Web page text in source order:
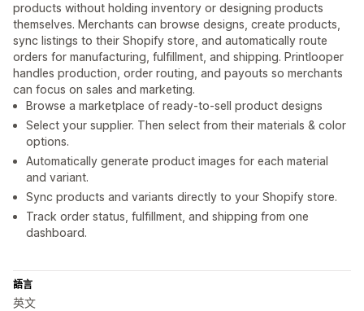
products without holding inventory or designing products
themselves. Merchants can browse designs, create products,
sync listings to their Shopify store, and automatically route
orders for manufacturing, fulfillment, and shipping. Printlooper
handles production, order routing, and payouts so merchants
can focus on sales and marketing.
Browse a marketplace of ready-to-sell product designs
Select your supplier. Then select from their materials & color
options.
Automatically generate product images for each material
and variant.
Sync products and variants directly to your Shopify store.
Track order status, fulfillment, and shipping from one
dashboard.
語言
英文